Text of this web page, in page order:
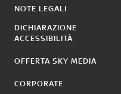
NOTE LEGALI
DICHIARAZIONE
ACCESSIBILITÀ
OFFERTA SKY MEDIA
CORPORATE